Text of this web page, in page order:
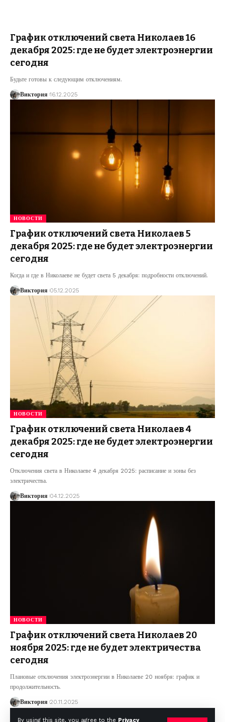
By using this site, you agree to the Privacy
График отключений света Николаев 16
декабря 2025: где не будет электроэнергии
сегодня
Будьте готовы к следующим отключениям.
Виктория 16.12.2025
НОВОСТИ
График отключений света Николаев 5
декабря 2025: где не будет электроэнергии
сегодня
Когда и где в Николаеве не будет света 5 декабря: подробности отключений.
Виктория 05.12.2025
НОВОСТИ
График отключений света Николаев 4
декабря 2025: где не будет электроэнергии
сегодня
Отключения света в Николаеве 4 декабря 2025: расписание и зоны без
электричества.
Виктория 04.12.2025
НОВОСТИ
График отключений света Николаев 20
ноября 2025: где не будет электричества
сегодня
Плановые отключения электроэнергии в Николаеве 20 ноября: график и
продолжительность.
Виктория 20.11.2025